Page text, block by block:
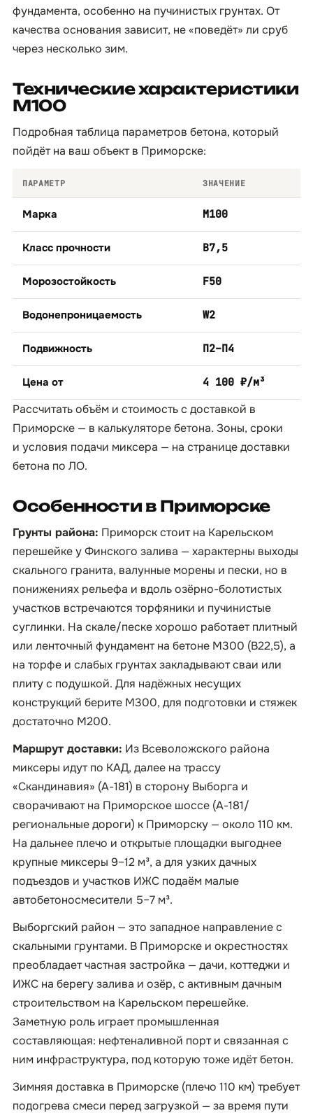
фундамента, особенно на пучинистых грунтах. От
качества основания зависит, не «поведёт» ли сруб
через несколько зим.
Технические характеристики
М100
Подробная таблица параметров бетона, который
пойдёт на ваш объект в Приморске:
ПАРАМЕТР ЗНАЧЕНИЕ
Марка М100
Класс прочности B7,5
Морозостойкость F50
Водонепроницаемость W2
Подвижность П2–П4
Цена от 4 100 ₽/м³
Рассчитать объём и стоимость с доставкой в
Приморске — в калькуляторе бетона. Зоны, сроки
и условия подачи миксера — на страницедоставки
бетона по ЛО.
Особенности в Приморске
Грунты района: Приморск стоит на Карельском
перешейке у Финского залива — характерны выходы
скального гранита, валунные морены и пески, но в
понижениях рельефа и вдоль озёрно-болотистых
участков встречаются торфяники и пучинистые
суглинки. На скале/песке хорошо работает плитный
или ленточный фундамент на бетоне М300 (B22,5), а
на торфе и слабых грунтах закладывают сваи или
плиту с подушкой. Для надёжных несущих
конструкций берите М300, для подготовки и стяжек
достаточно М200.
Маршрут доставки: Из Всеволожского района
миксеры идут по КАД, далее на трассу
«Скандинавия» (А-181) в сторону Выборга и
сворачивают на Приморское шоссе (А-181/
региональные дороги) к Приморску — около 110 км.
На дальнее плечо и открытые площадки выгоднее
крупные миксеры 9–12 м³, а для узких дачных
подъездов и участков ИЖС подаём малые
автобетоносмесители 5–7 м³.
Выборгский район — это западное направление с
скальными грунтами. В Приморске и окрестностях
преобладает частная застройка — дачи, коттеджи и
ИЖС на берегу залива и озёр, с активным дачным
строительством на Карельском перешейке.
Заметную роль играет промышленная
составляющая: нефтеналивной порт и связанная с
ним инфраструктура, под которую тоже идёт бетон.
Зимняя доставка в Приморске (плечо 110 км) требует
подогрева смеси перед загрузкой — за время пути